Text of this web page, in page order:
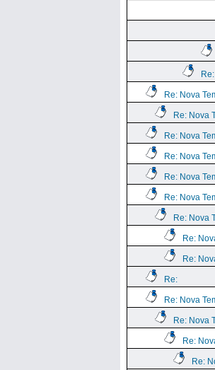
Re: Nova
Re: Nova
Re: Nova
Re: Nova
Re: Nova
Re: Nova
Re: Nova
Re:
Re:
Re:
Re: Nova
Re: Nova
Re:
Re: